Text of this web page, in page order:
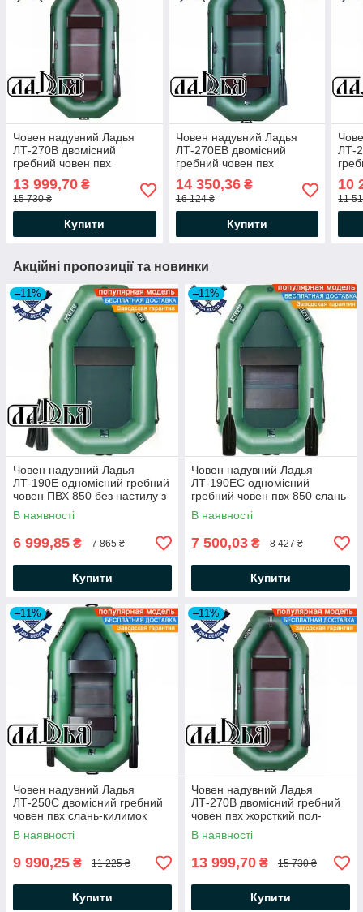
Човен надувний Ладья
ЛТ-270В двомісний
гребний човен пвх
жорсткий пол-книжка
балони 37
13 999,70 ₴
15 730 ₴
Купити
Човен надувний Ладья
ЛТ-270ЕВ двомісний
гребний човен пвх
жорсткий пол-книжка
балони 37 сдвижн сід
14 350,36₴
16 124 ₴
Купити
ЛТ-
сід
10
11
Акційні пропозиції та новинки
–11%
Човен надувний Ладья
ЛТ-190Е одномісний гребний
човен ПВХ 850 без настилу з
гребками і зсувним сидінням
В наявності
6 999,85 ₴ 7 865 ₴
Купити
–11%
Човен надувний Ладья
ЛТ-190ЕС одномісний
гребний човен пвх 850 слань-
килимок гребки пересувне
сидіння
В наявності
7 500,03 ₴ 8 427 ₴
Купити
–11%
Човен надувний Ладья
ЛТ-250С двомісний гребний
човен пвх слань-килимок
балони 37
В наявності
9 990,25 ₴ 11 225 ₴
Купити
–11%
Човен надувний Ладья
ЛТ-270В двомісний гребний
човен пвх жорсткий пол-
книжка балони 37
В наявності
13 999,70 ₴ 15 730 ₴
Купити